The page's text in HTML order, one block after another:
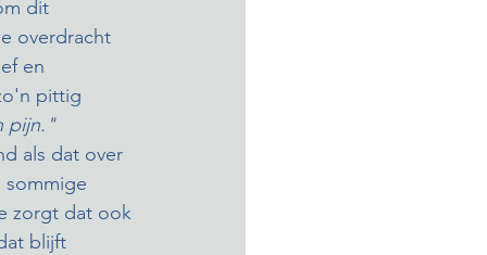
dit
overdracht
en
pittig
pijn."
als dat over
zorgt dat ook
blijft